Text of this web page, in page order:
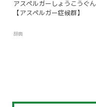
アスペルガーしょうこうぐん
【アスペルガー症候群】
辞典